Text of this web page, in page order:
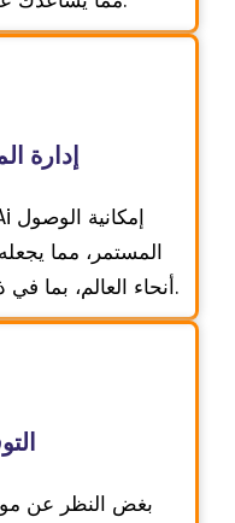
إدارة
المستمر، مما
أنحاء العالم، بما في ذلك أولئك المقيمين في هولندا.
بغض النظر عن